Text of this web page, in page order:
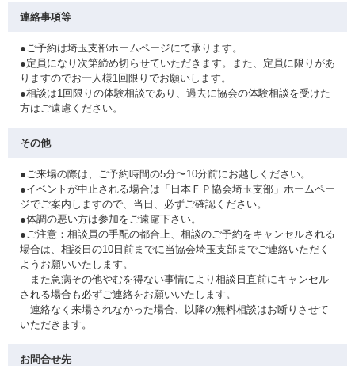
連絡事項等
●ご予約は埼玉支部ホームページにて承ります。
●定員になり次第締め切らせていただきます。また、定員に限りがあ
りますのでお一人様1回限りでお願いします。
●相談は1回限りの体験相談であり、過去に協会の体験相談を受けた
方はご遠慮ください。
その他
●ご来場の際は、ご予約時間の5分〜10分前にお越しください。
●イベントが中止される場合は「日本ＦＰ協会埼玉支部」ホームペー
ジでご案内しますので、当日、必ずご確認ください。
●体調の悪い方は参加をご遠慮下さい。
●ご注意：相談員の手配の都合上、相談のご予約をキャンセルされる
場合は、相談日の10日前までに当協会埼玉支部までご連絡いただく
ようお願いいたします。
また急病その他やむを得ない事情により相談日直前にキャンセル
される場合も必ずご連絡をお願いいたします。
連絡なく来場されなかった場合、以降の無料相談はお断りさせて
いただきます。
お問合せ先